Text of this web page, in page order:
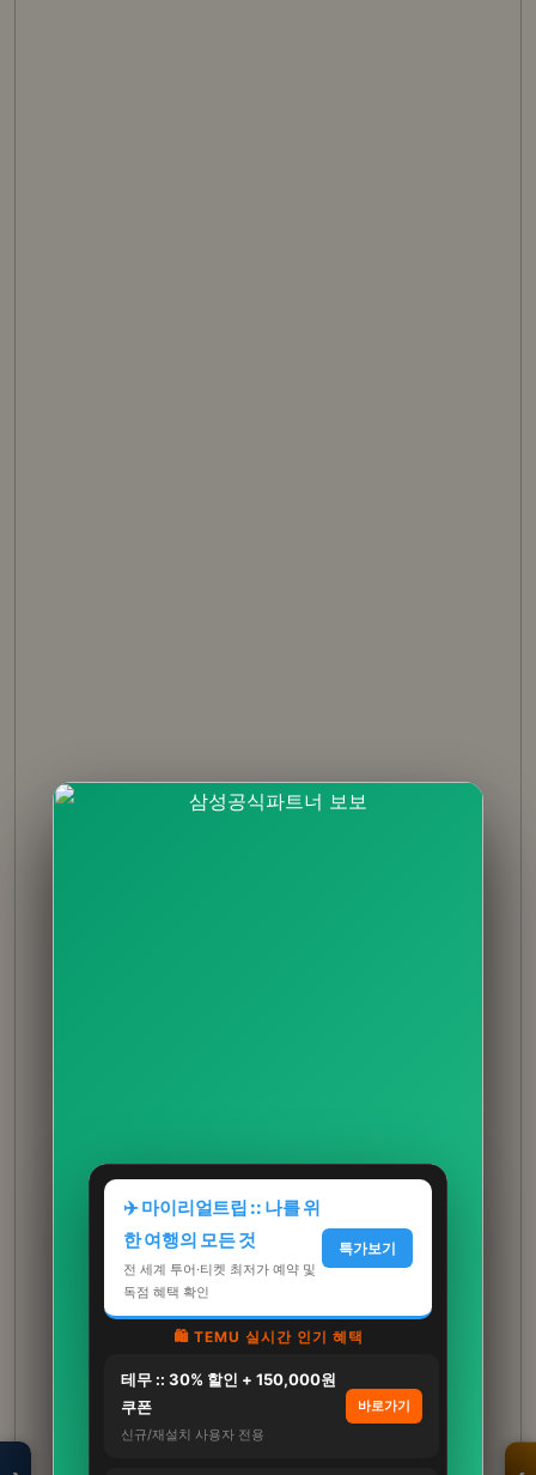
✈️ 마이리얼트립 :: 나를 위
한 여행의 모든 것
전 세계 투어·티켓 최저가 예약 및
독점 혜택 확인
특가보기
🛍️ TEMU 실시간 인기 혜택
테무 :: 30% 할인 + 150,000원
쿠폰
신규/재설치 사용자 전용
바로가기